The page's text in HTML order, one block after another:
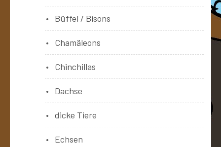
Büffel / Bisons
Chamäleons
Chinchillas
Dachse
dicke Tiere
Echsen